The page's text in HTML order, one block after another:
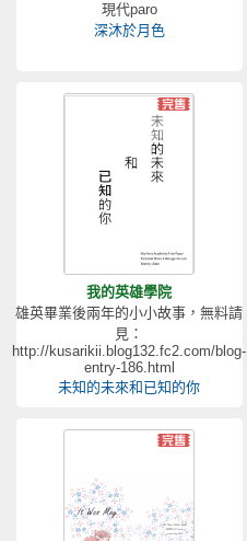
現代paro
深沐於月色
我的英雄學院
雄英畢業後兩年的小小故事，無料請
見：
http://kusarikii.blog132.fc2.com/blog-
entry-186.html
未知的未來和已知的你